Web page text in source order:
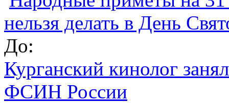
нельзя делать в День
До:
Курганский кинолог
ФСИН России